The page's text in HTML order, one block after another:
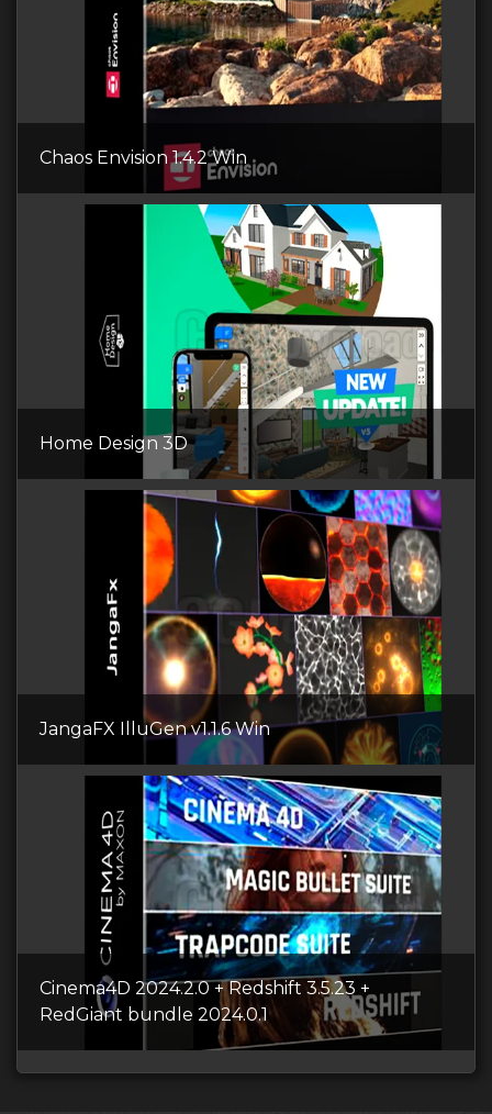
Chaos Envision 1.4.2 Win
Home Design 3D
JangaFX IlluGen v1.1.6 Win
Cinema4D 2024.2.0 + Redshift 3.5.23 +
RedGiant bundle 2024.0.1